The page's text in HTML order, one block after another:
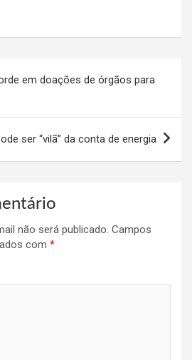
em doações de órgãos para
ser “vilã” da conta de energia
não será publicado. Campos
com *